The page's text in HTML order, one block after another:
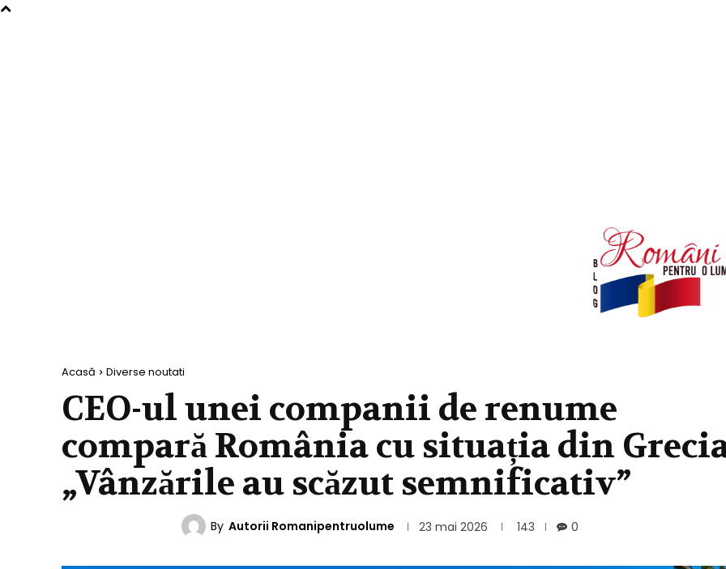
Acasă Diverse noutati
CEO-ul unei companii de renume
compară România cu situația din
„Vânzările au scăzut semnificativ”
By Autorii Romanipentruolume 23 mai 2026 143 0